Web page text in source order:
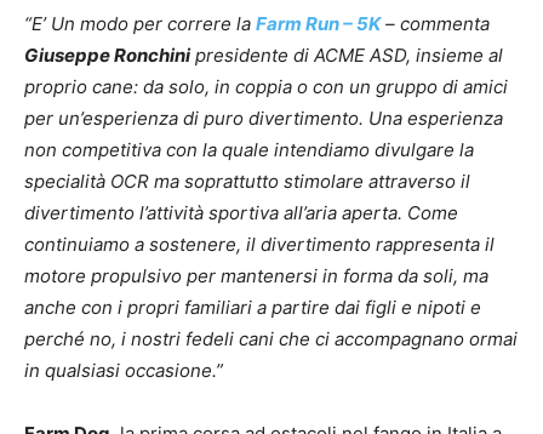
“E’ Un modo per correre la Farm Run – 5K– commenta
Giuseppe Ronchinipresidente di ACME ASD, insieme al
proprio cane: da solo, in coppia o con un gruppo di amici
per un’esperienza di puro divertimento. Una esperienza
non competitiva con la quale intendiamo divulgare la
specialità OCR ma soprattutto stimolare attraverso il
divertimento l’attività sportiva all’aria aperta. Come
continuiamo a sostenere, il divertimento rappresenta il
motore propulsivo per mantenersi in forma da soli, ma
anche con i propri familiari a partire dai figli e nipoti e
perché no, i nostri fedeli cani che ci accompagnano ormai
in qualsiasi occasione.”